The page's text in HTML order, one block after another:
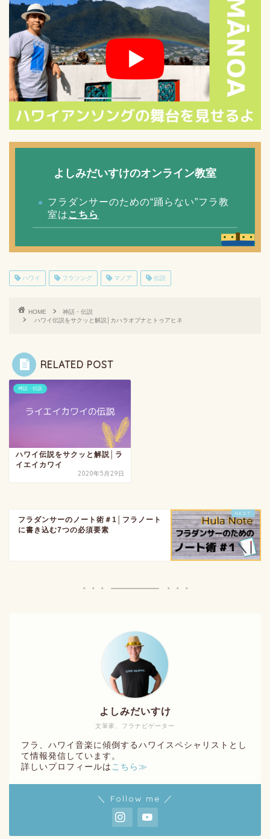
よしみだいすけのオンライン教室
フラダンサーのための“踊らない”フラ教
室は こちら
ハワイ フラソング マノア 伝説
HOME
神話・伝説
ハワイ伝説をサクッと解説│カハラオプナとトゥアヒネ
RELATED POST
神話・伝説
ハワイ伝説をサクッと解説│ラ
イエイカワイ
2020年5月29日
フラダンサーのノート術＃1│フラノート
に書き込む7つの必須要素
文筆家、フラナビゲーター
よしみだいすけ
フラ、ハワイ音楽に傾倒するハワイスペシャリストとし
て情報発信しています。
詳しいプロフィールは こちら≫
＼ Follow me ／